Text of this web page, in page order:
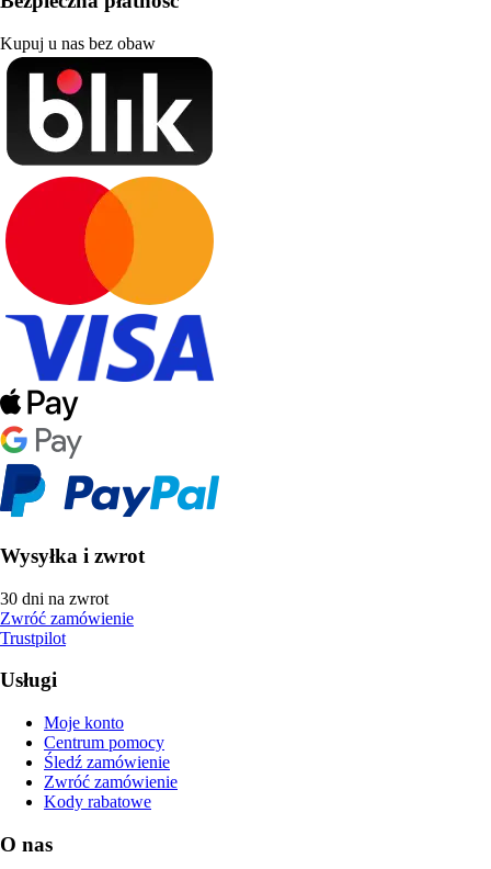
Kupuj u nas bez obaw
Wysyłka i zwrot
30 dni na zwrot
Zwróć zamówienie
Trustpilot
Usługi
Moje konto
Centrum pomocy
Śledź zamówienie
Zwróć zamówienie
Kody rabatowe
O nas